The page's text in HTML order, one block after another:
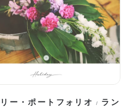
ー・ポートフォリオ / ラン